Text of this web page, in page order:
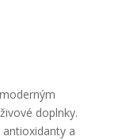
doplnky.
a